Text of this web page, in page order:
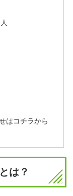
はコチラから
は？